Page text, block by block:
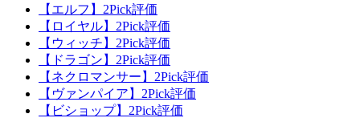
【エルフ】2Pick評価
【ロイヤル】2Pick評価
【ウィッチ】2Pick評価
【ドラゴン】2Pick評価
【ネクロマンサー】2Pick評価
【ヴァンパイア】2Pick評価
【ビショップ】2Pick評価